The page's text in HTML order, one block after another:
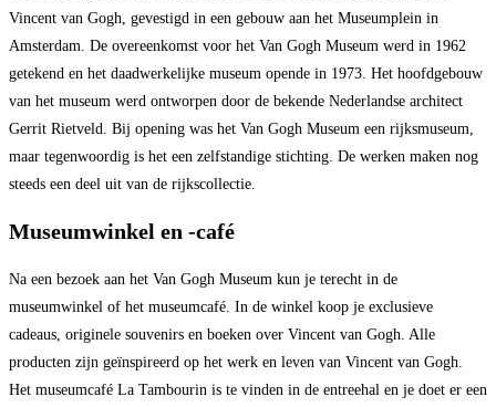
Vincent van Gogh, gevestigd in een gebouw aan het Museumplein in
Amsterdam. De overeenkomst voor het Van Gogh Museum werd in 1962
getekend en het daadwerkelijke museum opende in 1973. Het hoofdgebouw
van het museum werd ontworpen door de bekende Nederlandse architect
Gerrit Rietveld. Bij opening was het Van Gogh Museum een rijksmuseum,
maar tegenwoordig is het een zelfstandige stichting. De werken maken nog
steeds een deel uit van de rijkscollectie.
Museumwinkel en -café
Na een bezoek aan het Van Gogh Museum kun je terecht in de
museumwinkel of het museumcafé. In de winkel koop je exclusieve
cadeaus, originele souvenirs en boeken over Vincent van Gogh. Alle
producten zijn geïnspireerd op het werk en leven van Vincent van Gogh.
Het museumcafé La Tambourin is te vinden in de entreehal en je doet er een